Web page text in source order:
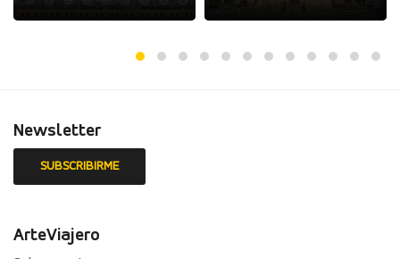
Newsletter
ArteViajero